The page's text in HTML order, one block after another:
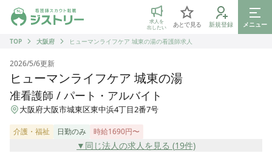
ジストリー 看護師の転職マッチング
求人を
出したい
あとで見る 新規登録
メニュー
TOP
大阪府 ヒューマンライフケア 城東の湯の看護師求人
2026/5/6更新
ヒューマンライフケア 城東の湯
准看護師 / パート・アルバイト
大阪府大阪市城東区東中浜4丁目2番7号
介護・福祉 日勤のみ 時給1690円〜
▼同じ法人の求人を見る (19件)